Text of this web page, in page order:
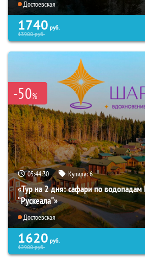
Достоевская
1740 руб.
13900руб.
-50%
05:44:29 Купили:6
«Тур на 2 дня: сафари по водопадам
“Рускеала"»
Достоевская
1620 руб.
12900руб.